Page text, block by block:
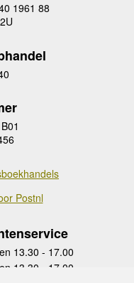
1961 88
Postnl
13.30 - 17.00
13.30 - 17.00